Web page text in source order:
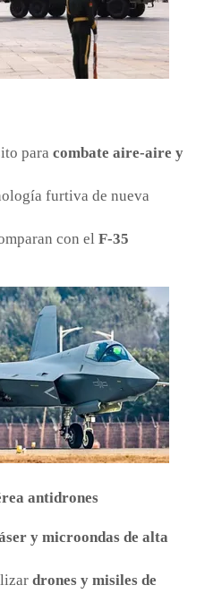
paracombate aire-aire y
furtiva de nueva
con elF-35
antidrones
y microondas de alta
drones y misiles de